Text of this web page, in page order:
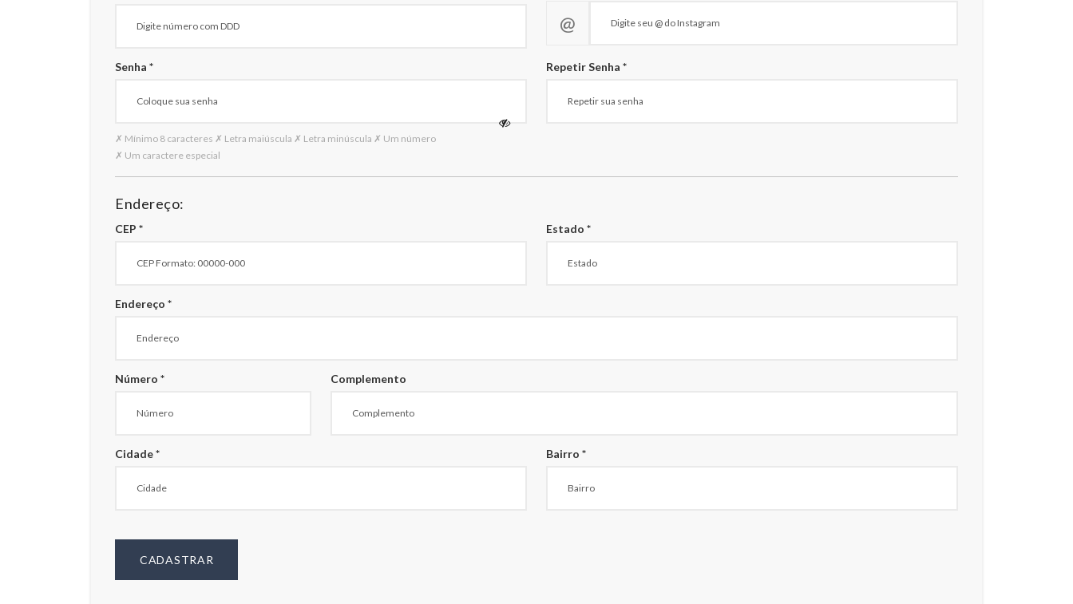
@
Senha *
✗ Mínimo 8 caracteres ✗ Letra maiúscula ✗ Letra minúscula ✗ Um número
✗ Um caractere especial
Repetir Senha *
Endereço:
CEP * Estado *
Endereço *
Número * Complemento
Cidade * Bairro *
CADASTRAR